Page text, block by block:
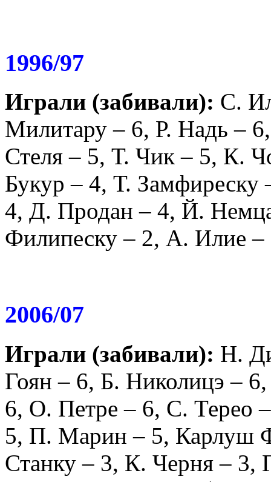
1996/97
Играли (забивали): С.
Милитару – 6, Р. Надь –
Стеля – 5, Т. Чик – 5, К.
Букур – 4, Т. Замфиреску
4, Д. Продан – 4, Й.
Филипеску – 2, А. Илие –
2006/07
Играли (забивали): Н.
Гоян – 6, Б. Николицэ –
6, О. Петре – 6, С. Терео
5, П. Марин – 5, Карлуш
Станку – 3, К. Черня – 3,